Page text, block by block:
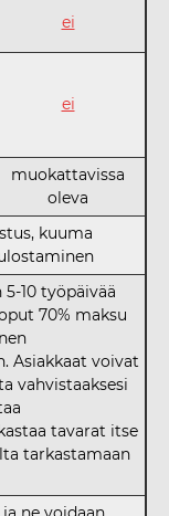
ei
ei
muokattavissa
oleva
kuuma
10 työpäivää
70% maksu
Asiakkaat voivat
vahvistaaksesi
tavarat itse
tarkastamaan